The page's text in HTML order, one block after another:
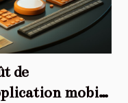
de
mobile